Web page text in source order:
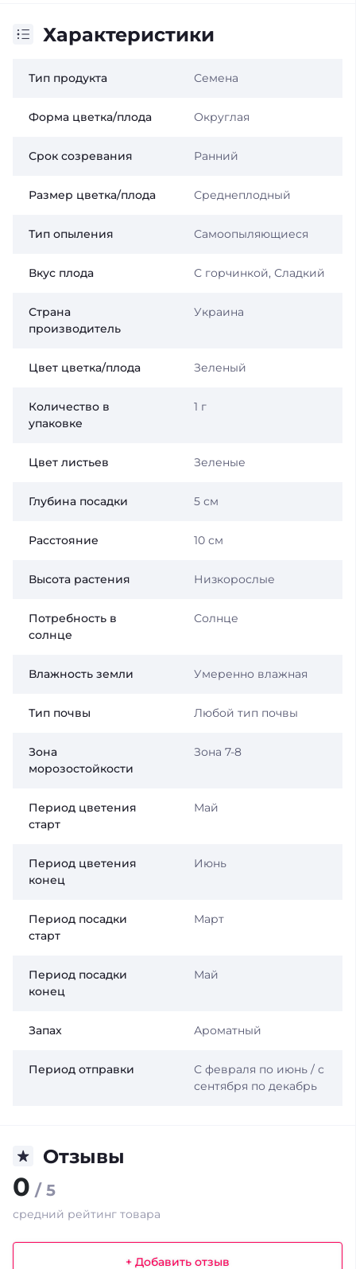
Характеристики
Тип продукта Семена
Форма цветка/плода Округлая
Срок созревания Ранний
Размер цветка/плода Среднеплодный
Тип опыления Самоопыляющиеся
Вкус плода С горчинкой, Сладкий
Страна
производитель
Украина
Цвет цветка/плода Зеленый
Количество в
упаковке
1 г
Цвет листьев Зеленые
Глубина посадки 5 см
Расстояние 10 см
Высота растения Низкорослые
Потребность в
солнце
Солнце
Влажность земли Умеренно влажная
Тип почвы Любой тип почвы
Зона
морозостойкости
Зона 7-8
Период цветения
старт
Май
Период цветения
конец
Июнь
Период посадки
старт
Март
Период посадки
конец
Май
Запах Ароматный
Период отправки
С февраля по июнь / с
сентября по декабрь
Отзывы
0 / 5
средний рейтинг товара
+ Добавить отзыв